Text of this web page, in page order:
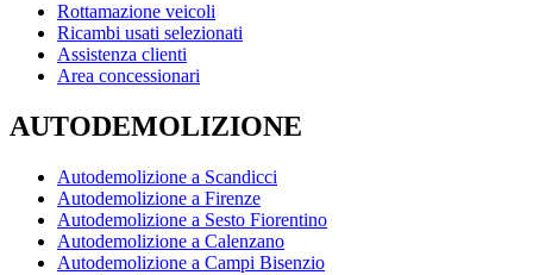
Rottamazione veicoli
Ricambi usati selezionati
Assistenza clienti
Area concessionari
AUTODEMOLIZIONE
Autodemolizione a Scandicci
Autodemolizione a Firenze
Autodemolizione a Sesto Fiorentino
Autodemolizione a Calenzano
Autodemolizione a Campi Bisenzio